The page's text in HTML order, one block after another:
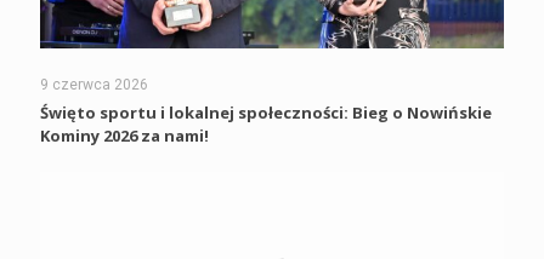
9 czerwca 2026
Święto sportu i lokalnej społeczności: Bieg o Nowińskie
Kominy 2026 za nami!